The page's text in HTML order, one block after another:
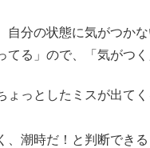
分の状態に気がつかな
る」ので、「気がつ
っとしたミスが出てく
潮時だ！と判断できる